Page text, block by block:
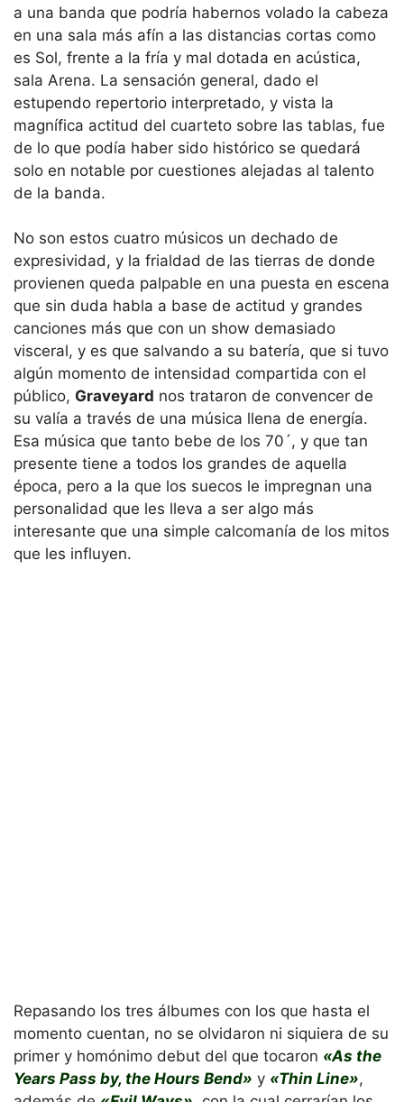
a una banda que podría habernos volado la cabeza
en una sala más afín a las distancias cortas como
es Sol, frente a la fría y mal dotada en acústica,
sala Arena. La sensación general, dado el
estupendo repertorio interpretado, y vista la
magnífica actitud del cuarteto sobre las tablas, fue
de lo que podía haber sido histórico se quedará
solo en notable por cuestiones alejadas al talento
de la banda.
No son estos cuatro músicos un dechado de
expresividad, y la frialdad de las tierras de donde
provienen queda palpable en una puesta en escena
que sin duda habla a base de actitud y grandes
canciones más que con un show demasiado
visceral, y es que salvando a su batería, que si tuvo
algún momento de intensidad compartida con el
público, Graveyard nos trataron de convencer de
su valía a través de una música llena de energía.
Esa música que tanto bebe de los 70´, y que tan
presente tiene a todos los grandes de aquella
época, pero a la que los suecos le impregnan una
personalidad que les lleva a ser algo más
interesante que una simple calcomanía de los mitos
que les influyen.
Repasando los tres álbumes con los que hasta el
momento cuentan, no se olvidaron ni siquiera de su
primer y homónimo debut del que tocaron «As the
Years Pass by, the Hours Bend» y «Thin Line»,